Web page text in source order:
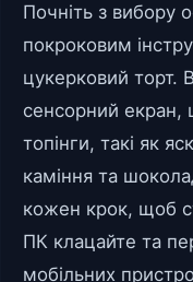
Почніть з вибору
покроковим
цукерковий торт.
сенсорний екран,
топінги, такі як
каміння та
кожен крок, щоб
ПК клацайте та
мобільних